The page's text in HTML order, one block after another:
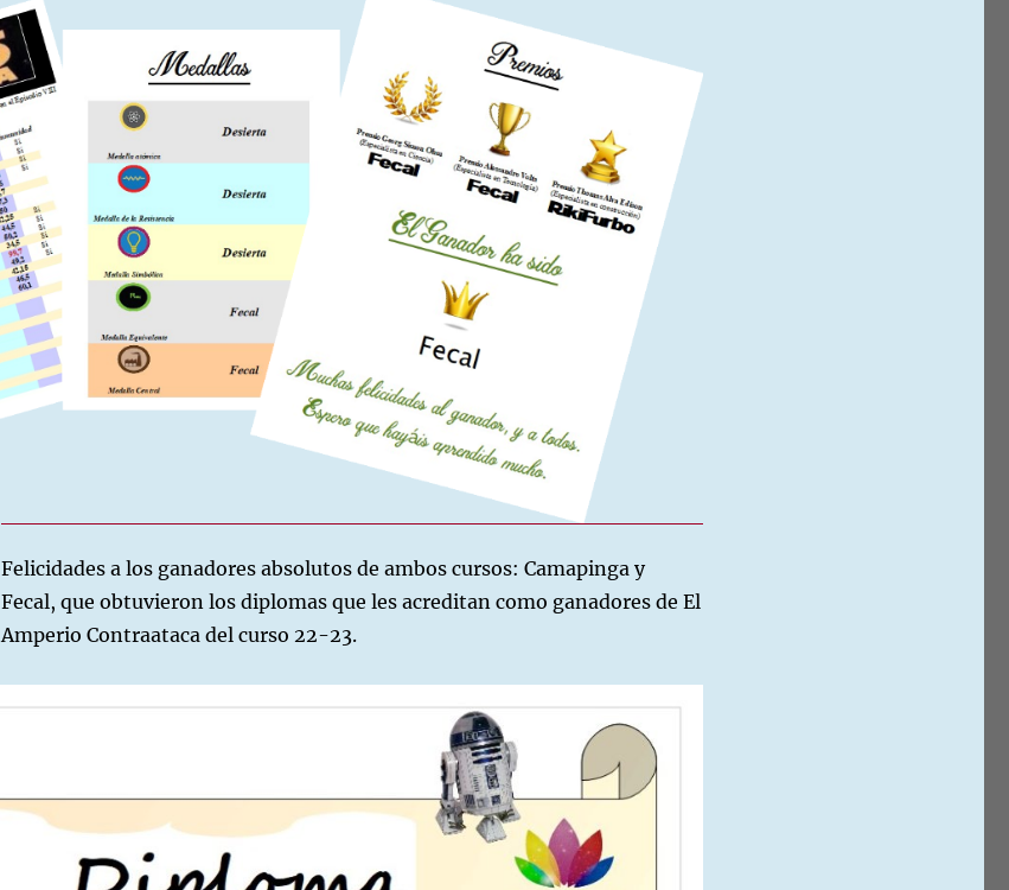
Felicidades a los ganadores absolutos de ambos cursos: Camapinga y
Fecal, que obtuvieron los diplomas que les acreditan como ganadores de El
Amperio Contraataca del curso 22-23.